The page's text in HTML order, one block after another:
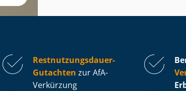
Rest­nut­zungs­dau­er-
Gutachten zur AfA-
Verkürzung